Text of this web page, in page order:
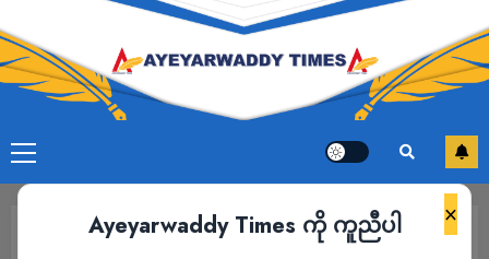
×
Ayeyarwaddy Times ကို ကူညီပါ